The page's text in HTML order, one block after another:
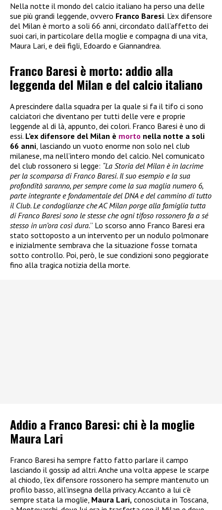
Nella notte il mondo del calcio italiano ha perso una delle
sue più grandi leggende, ovvero Franco Baresi. L’ex difensore
del Milan è morto a soli 66 anni, circondato dall’affetto dei
suoi cari, in particolare della moglie e compagna di una vita,
Maura Lari, e deii figli, Edoardo e Giannandrea.
Franco Baresi è morto: addio alla
leggenda del Milan e del calcio italiano
A prescindere dalla squadra per la quale si fa il tifo ci sono
calciatori che diventano per tutti delle vere e proprie
leggende al di là, appunto, dei colori. Franco Baresi è uno di
essi. L’ex difensore del Milan è morto nella notte a soli
66 anni, lasciando un vuoto enorme non solo nel club
milanese, ma nell’intero mondo del calcio. Nel comunicato
del club rossonero si legge: “La Storia del Milan è in lacrime
per la scomparsa di Franco Baresi. Il suo esempio e la sua
profondità saranno, per sempre come la sua maglia numero 6,
parte integrante e fondamentale del DNA e del cammino di tutto
il Club. Le condoglianze che AC Milan porge alla famiglia tutta
di Franco Baresi sono le stesse che ogni tifoso rossonero fa a sé
stesso in un’ora così dura.” Lo scorso anno Franco Baresi era
stato sottoposto a un intervento per un nodulo polmonare
e inizialmente sembrava che la situazione fosse tornata
sotto controllo. Poi, però, le sue condizioni sono peggiorate
fino alla tragica notizia della morte.
Addio a Franco Baresi: chi è la moglie
Maura Lari
Franco Baresi ha sempre fatto fatto parlare il campo
lasciando il gossip ad altri. Anche una volta appese le scarpe
al chiodo, l’ex difensore rossonero ha sempre mantenuto un
profilo basso, all’insegna della privacy. Accanto a lui c’è
sempre stata la moglie, Maura Lari, conosciuta in Toscana,